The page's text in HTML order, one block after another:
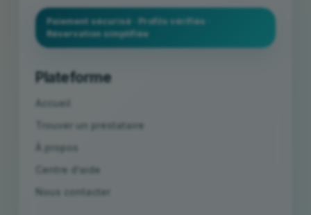
Paiement sécurisé · Profils vérifiés ·
Réservation simplifiée
Plateforme
Accueil
Trouver un prestataire
À propos
Centre d’aide
Nous contacter